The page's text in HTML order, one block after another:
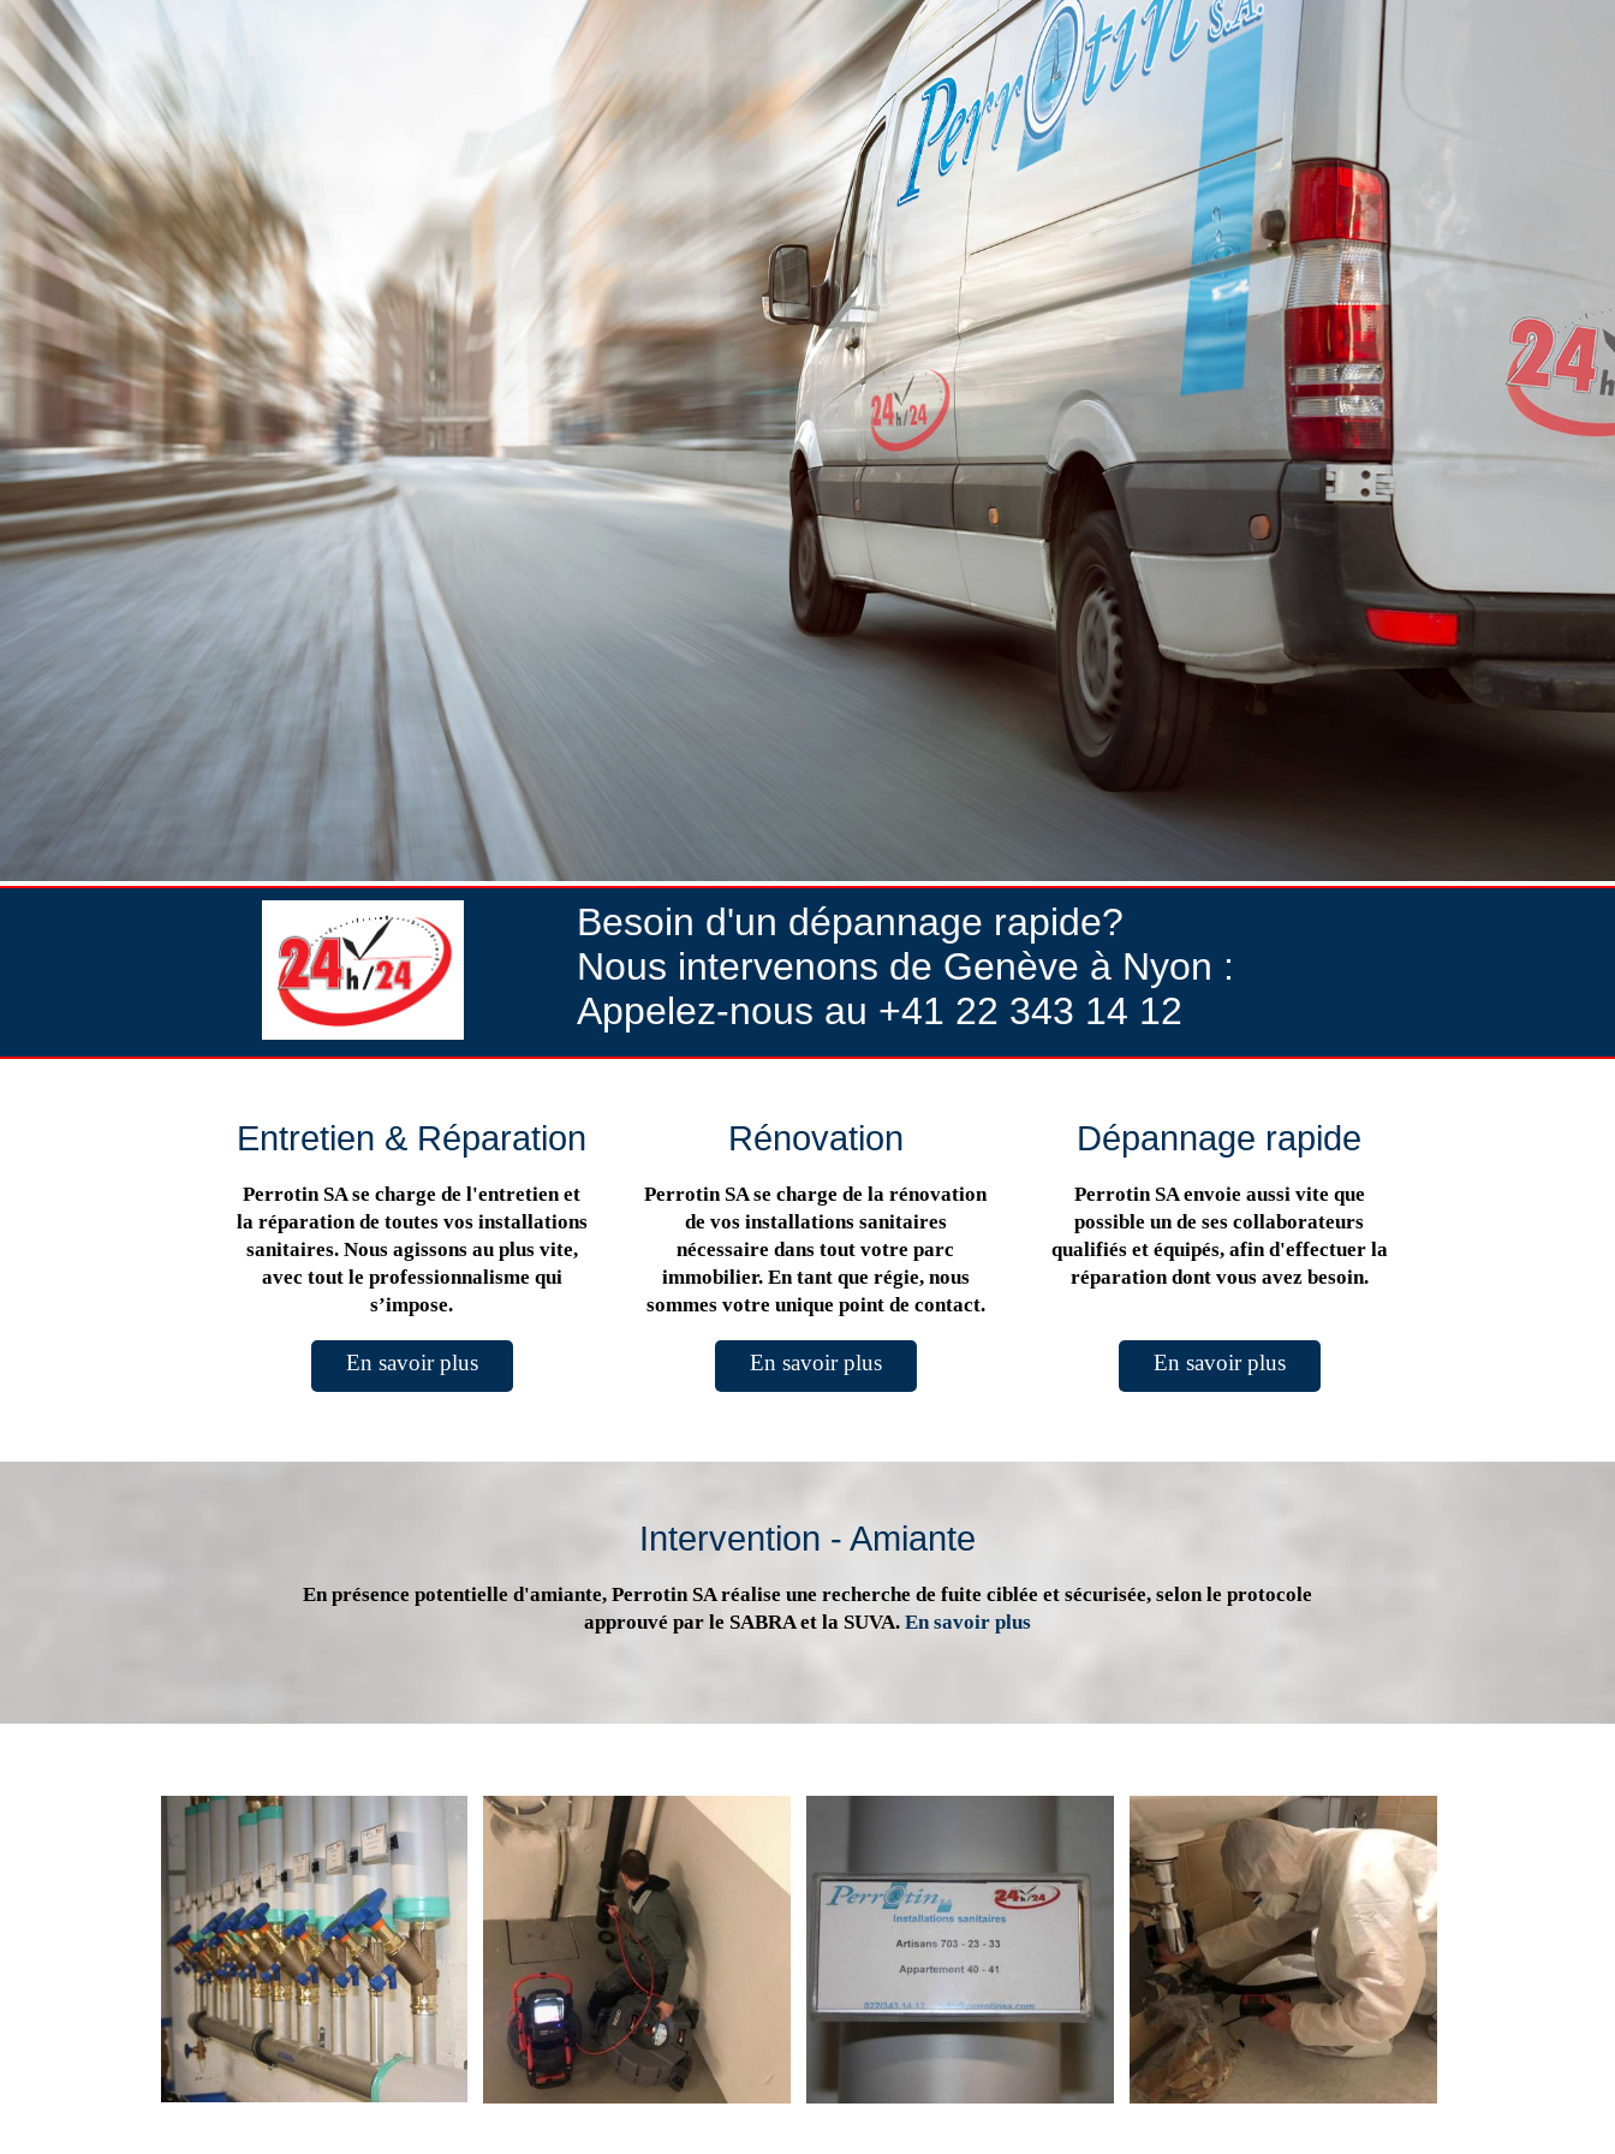
Besoin d'un dépannage rapide?
Nous intervenons de Genève à Nyon :
Appelez-nous au +41 22 343 14 12
Entretien & Réparation
Perrotin SA se charge de l'entretien et
la réparation de toutes vos installations
sanitaires. Nous agissons au plus vite,
avec tout le professionnalisme qui
s’impose.
En savoir plus
Rénovation
Perrotin SA se charge de la rénovation
de vos installations sanitaires
nécessaire dans tout votre parc
immobilier. En tant que régie, nous
sommes votre unique point de contact.
En savoir plus
Dépannage rapide
Perrotin SA envoie aussi vite que
possible un de ses collaborateurs
qualifiés et équipés, afin d'effectuer la
réparation dont vous avez besoin.
En savoir plus
Intervention - Amiante
En présence potentielle d'amiante, Perrotin SA réalise une recherche de fuite ciblée et sécurisée, selon le protocole
approuvé par le SABRA et la SUVA. En savoir plus